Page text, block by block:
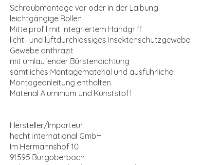
Schraubmontage vor oder in der Laibung
leichtgängige Rollen
Mittelprofil mit integriertem Handgriff
licht- und luftdurchlässiges Insektenschutzgewebe
Gewebe anthrazit
mit umlaufender Bürstendichtung
sämtliches Montagematerial und ausführliche
Montageanleitung enthalten
Material Aluminium und Kunststoff
Hersteller/Importeur:
hecht international GmbH
Im Hermannshof 10
91595 Burgoberbach